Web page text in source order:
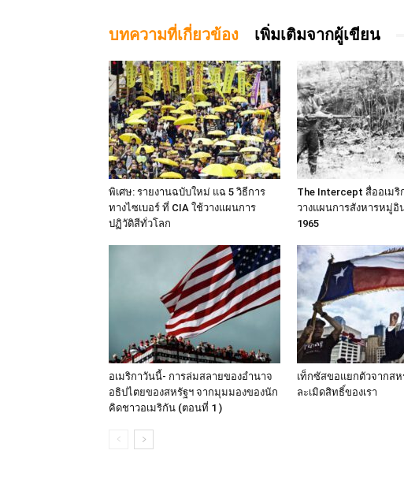
บทความที่เกี่ยวข้อง เพิ่มเติมจากผู้เขียน
พิเศษ: รายงานฉบับใหม่ แฉ 5 วิธีการ
ทางไซเบอร์ ที่ CIA ใช้วางแผนการ
ปฏิวัติสีทั่วโลก
The Intercept สื่ออเมริ
วางแผนการสังหารหมู่อิ
1965
อเมริกาวันนี้- การล่มสลายของอำนาจ
อธิปไตยของสหรัฐฯ จากมุมมองของนัก
คิดชาวอเมริกัน (ตอนที่ 1 )
เท็กซัสขอแยกตัวจากส
ละเมิดสิทธิ์ของเรา